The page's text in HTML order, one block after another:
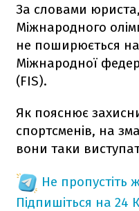
За словами юриста,
Міжнародного
не поширюється на
Міжнародної
(FIS).
Як пояснює
спортсменів, на
вони таки
Не пропустіть
Підпишіться на 24